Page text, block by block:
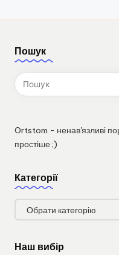
Пошук
Ortstom - ненав'язливі
простіше ;)
Категорії
Категорії
Наш вибір